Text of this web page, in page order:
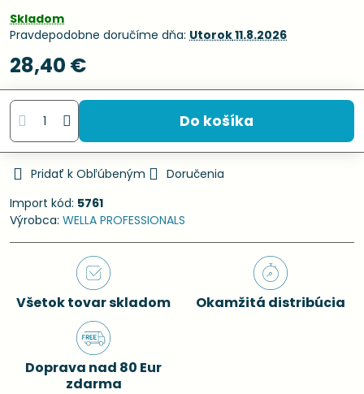
Skladom
Pravdepodobne doručíme dňa: Utorok11.8.2026
28,40 €
Do košíka
Pridať k Obľúbeným
Doručenia
Import kód: 5761
Výrobca: WELLA PROFESSIONALS
Všetok tovar skladom Okamžitá distribúcia
Doprava nad 80 Eur
zdarma